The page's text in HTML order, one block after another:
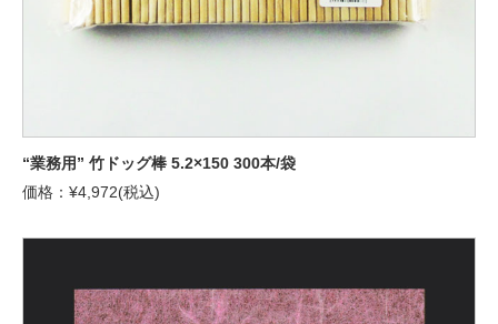
“業務用” 竹ドッグ棒 5.2×150 300本/袋
価格：¥4,972(税込)